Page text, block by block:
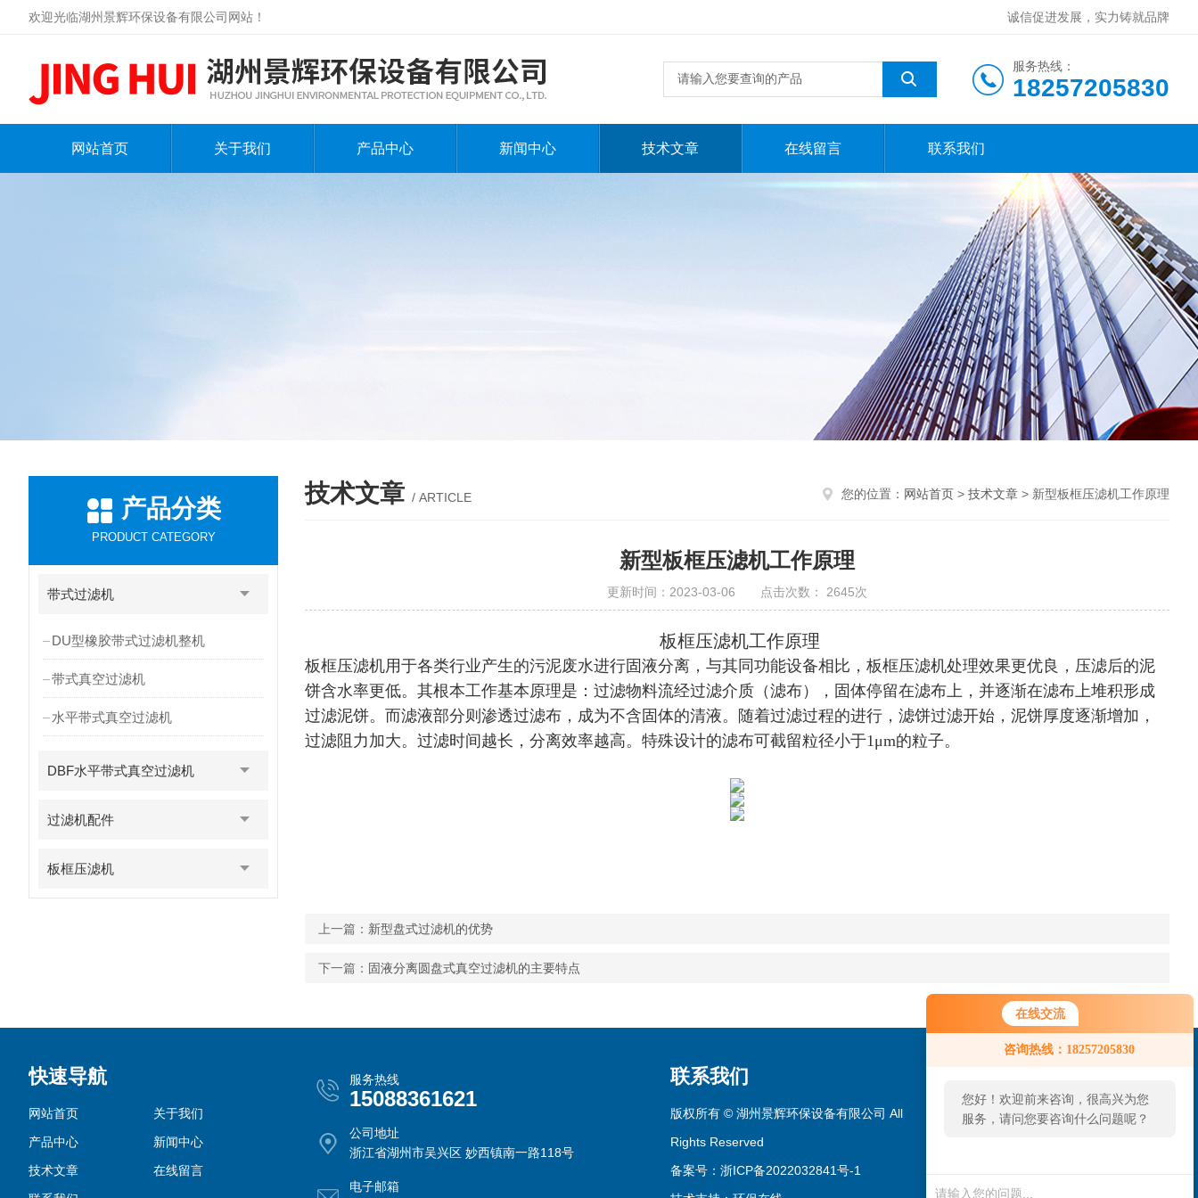
在线交流
咨询热线：18257205830
您好！欢迎前来咨询，很高兴为您
服务，请问您要咨询什么问题呢？
欢迎光临湖州景辉环保设备有限公司网站！ 诚信促进发展，实力铸就品牌
服务热线：
18257205830
网站首页 关于我们 产品中心 新闻中心 技术文章 在线留言 联系我们
产品分类
PRODUCT CATEGORY
带式过滤机
DU型橡胶带式过滤机整机
带式真空过滤机
水平带式真空过滤机
DBF水平带式真空过滤机
过滤机配件
板框压滤机
技术文章 / ARTICLE 您的位置： 网站首页 > 技术文章 > 新型板框压滤机工作原理
新型板框压滤机工作原理
更新时间：2023-03-06 点击次数： 2645次
板框压滤机工作原理
板框压滤机用于各类行业产生的污泥废水进行固液分离，与其同功能设备相比，板框压滤机处理效果更优良，压滤后的泥
饼含水率更低。其根本工作基本原理是：过滤物料流经过滤介质（滤布），固体停留在滤布上，并逐渐在滤布上堆积形成
过滤泥饼。而滤液部分则渗透过滤布，成为不含固体的清液。随着过滤过程的进行，滤饼过滤开始，泥饼厚度逐渐增加，
过滤阻力加大。过滤时间越长，分离效率越高。特殊设计的滤布可截留粒径小于1μm的粒子。
上一篇： 新型盘式过滤机的优势
下一篇： 固液分离圆盘式真空过滤机的主要特点
快速导航
网站首页
关于我们
产品中心
新闻中心
技术文章
在线留言
服务热线
15088361621
公司地址
浙江省湖州市吴兴区 妙西镇南一路118号
电子邮箱
联系我们
版权所有 © 湖州景辉环保设备有限公司 All
Rights Reserved
备案号：浙ICP备2022032841号-1